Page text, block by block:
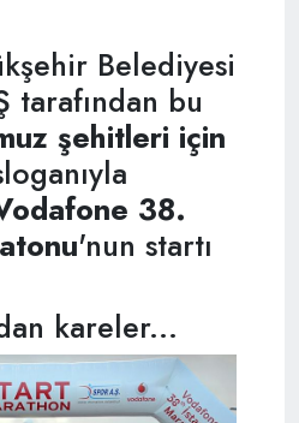
Belediyesi
tarafından bu
şehitleri için
38.
'nun startı
kareler...